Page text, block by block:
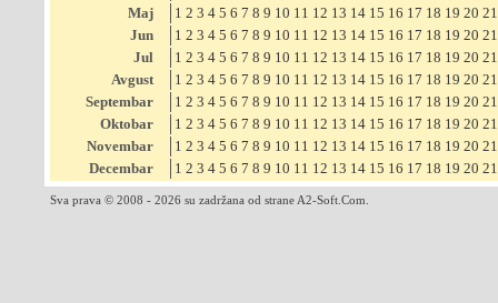
Maj
1 2 3 4 5 6 7 8 9 10 11 12 13 14 15 16 17 18 19 20 21
Jun
1 2 3 4 5 6 7 8 9 10 11 12 13 14 15 16 17 18 19 20 21
Jul
1 2 3 4 5 6 7 8 9 10 11 12 13 14 15 16 17 18 19 20 21
Avgust
1 2 3 4 5 6 7 8 9 10 11 12 13 14 15 16 17 18 19 20 21
Septembar
1 2 3 4 5 6 7 8 9 10 11 12 13 14 15 16 17 18 19 20 21
Oktobar
1 2 3 4 5 6 7 8 9 10 11 12 13 14 15 16 17 18 19 20 21
Novembar
1 2 3 4 5 6 7 8 9 10 11 12 13 14 15 16 17 18 19 20 21
Decembar
1 2 3 4 5 6 7 8 9 10 11 12 13 14 15 16 17 18 19 20 21
Sva prava © 2008 - 2026 su zadržana od strane A2-Soft.Com.